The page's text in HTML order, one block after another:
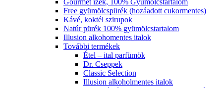
Free gyümölcspürék (hozáadott cukormentes)
Kávé, koktél szirupok
Natúr pürék 100% gyümölcstartalom
Illusion alkohomentes italok
További termékek
Étel – ital parfümök
Dr. Cseppek
Classic Selection
Illusion alkoholmentes italok